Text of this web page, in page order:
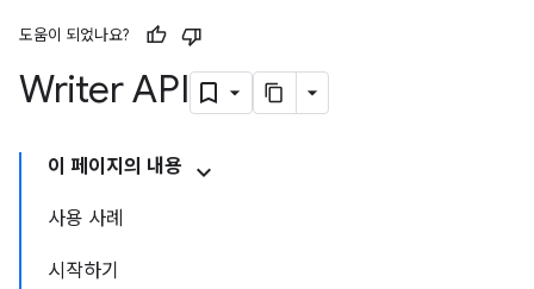
도움이 되었나요?
Writer API
이 페이지의 내용
사용 사례
시작하기